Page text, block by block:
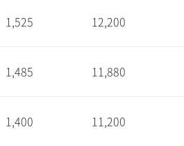
1,525 12,200
1,485 11,880
1,400 11,200